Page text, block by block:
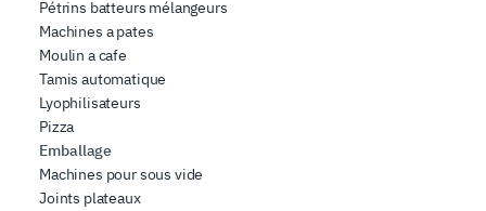
Pétrins batteurs mélangeurs
Machines a pates
Moulin a cafe
Tamis automatique
Lyophilisateurs
Pizza
Emballage
Machines pour sous vide
Joints plateaux